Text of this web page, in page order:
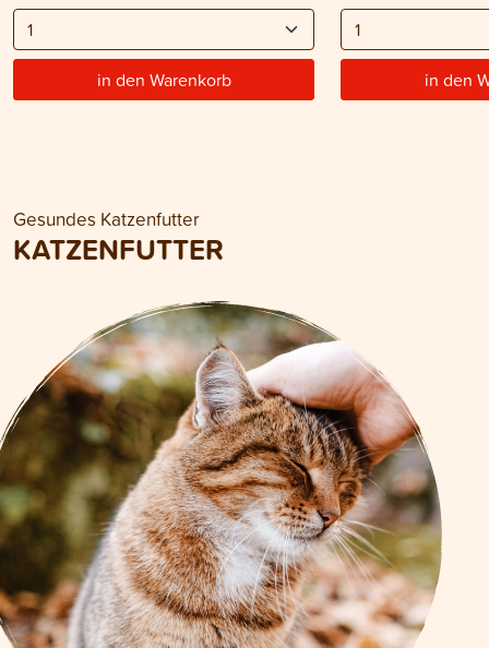
in den Warenkorb in den
Gesundes Katzenfutter
KATZENFUTTER